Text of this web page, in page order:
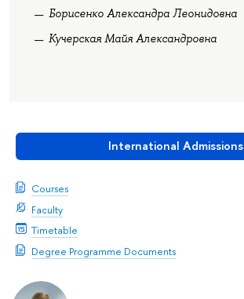
International Admissions
Courses
Faculty
Timetable
Degree Programme Documents
Борисенко Александра Леонидовна
Кучерская Майя Александровна